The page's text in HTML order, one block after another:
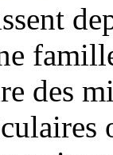
des